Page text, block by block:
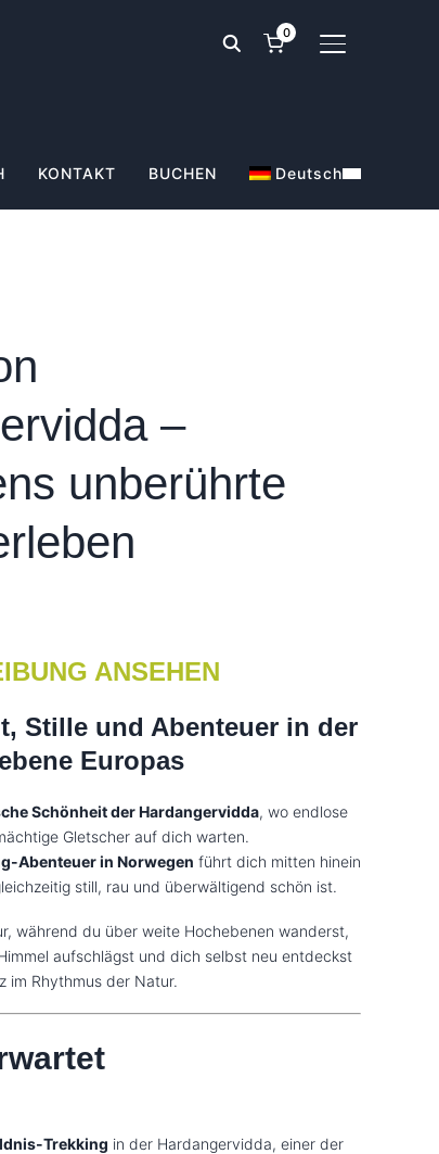
0
KONTAKT BUCHEN Deutsch
–
unberührte
ANSEHEN
Stille und Abenteuer in der
Europas
Schönheit der Hardangervidda, wo endlose
Gletscher auf dich warten.
Abenteuer in Norwegen führt dich mitten hinein
still, rau und überwältigend schön ist.
während du über weite Hochebenen wanderst,
aufschlägst und dich selbst neu entdeckst
im Rhythmus der Natur.
Trekking in der Hardangervidda, einer der